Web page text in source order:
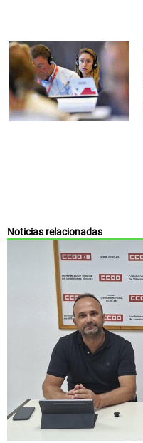
Noticias relacionadas